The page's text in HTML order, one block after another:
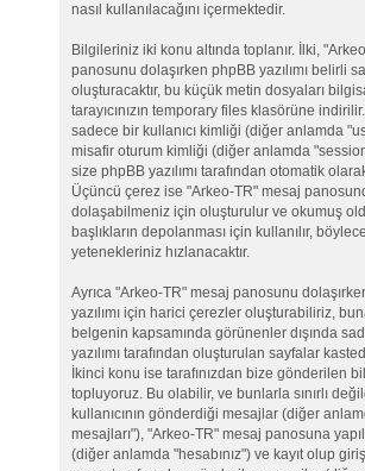
nasıl kullanılacağını içermektedir.
Bilgileriniz iki konu altında toplanır. İlki,
panosunu dolaşırken phpBB yazılımı belirli
oluşturacaktır, bu küçük metin dosyaları
tarayıcınızın temporary files klasörüne
sadece bir kullanıcı kimliği (diğer anlamda
misafir oturum kimliği (diğer anlamda
size phpBB yazılımı tarafından otomatik
Üçüncü çerez ise "Arkeo-TR" mesaj
dolaşabilmeniz için oluşturulur ve okumuş
başlıkların depolanması için kullanılır,
yetenekleriniz hızlanacaktır.
Ayrıca "Arkeo-TR" mesaj panosunu
yazılımı için harici çerezler oluşturabiliriz,
belgenin kapsamında görünenler dışında
yazılımı tarafından oluşturulan sayfalar
İkinci konu ise tarafınızdan bize gönderilen
topluyoruz. Bu olabilir, ve bunlarla sınırlı
kullanıcının gönderdiği mesajlar (diğer
mesajları"), "Arkeo-TR" mesaj panosuna
(diğer anlamda "hesabınız") ve kayıt olup